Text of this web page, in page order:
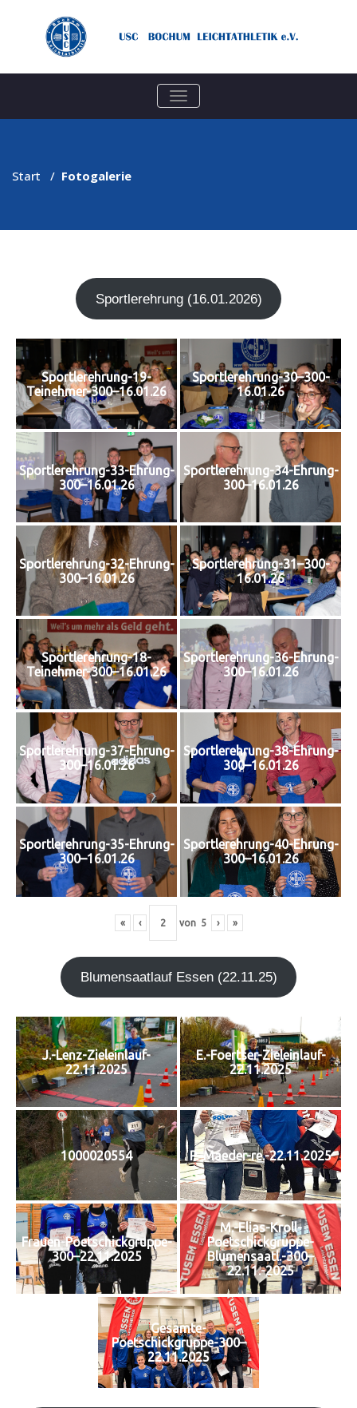
TOGGLE
NAVIGATION
Start / Fotogalerie
Sport­ler­eh­rung (16.01.2026)
Sportlerehrung-19-
Teinehmer-300–16.01.26
Sportlerehrung-30–300-
16.01.26
Sportlerehrung-33-Ehrung-
300–16.01.26
Sportlerehrung-34-Ehrung-
300–16.01.26
Sportlerehrung-32-Ehrung-
300–16.01.26
Sportlerehrung-31–300-
16.01.26
Sportlerehrung-18-
Teinehmer-300–16.01.26
Sportlerehrung-36-Ehrung-
300–16.01.26
Sportlerehrung-37-Ehrung-
300–16.01.26
Sportlerehrung-38-Ehrung-
300–16.01.26
Sportlerehrung-35-Ehrung-
300–16.01.26
Sportlerehrung-40-Ehrung-
300–16.01.26
« ‹ von 5 › »
Blu­men­saat­lauf Essen (22.11.25)
J.-Lenz-Zieleinlauf-
22.11.2025
E.-Foertser-Zieleinlauf-
22.11.2025
1000020554 P.-Maeder-re.-22.11.2025
Frauen-Poetschickgruppe-
300–22.11.2025
M.-Elias-Kroll-
Poetschickgruppe-
Blumensaatl.-300–
22.11.-2025
Gesamte-
Poetschickgruppe-300–
22.11.2025